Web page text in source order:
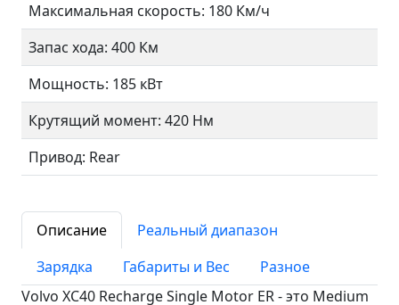
Максимальная скорость: 180 Км/ч
Запас хода: 400 Км
Мощность: 185 кВт
Крутящий момент: 420 Нм
Привод: Rear
Описание
Реальный диапазон
Зарядка
Габариты и Вес
Разное
Volvo XC40 Recharge Single Motor ER - это Medium